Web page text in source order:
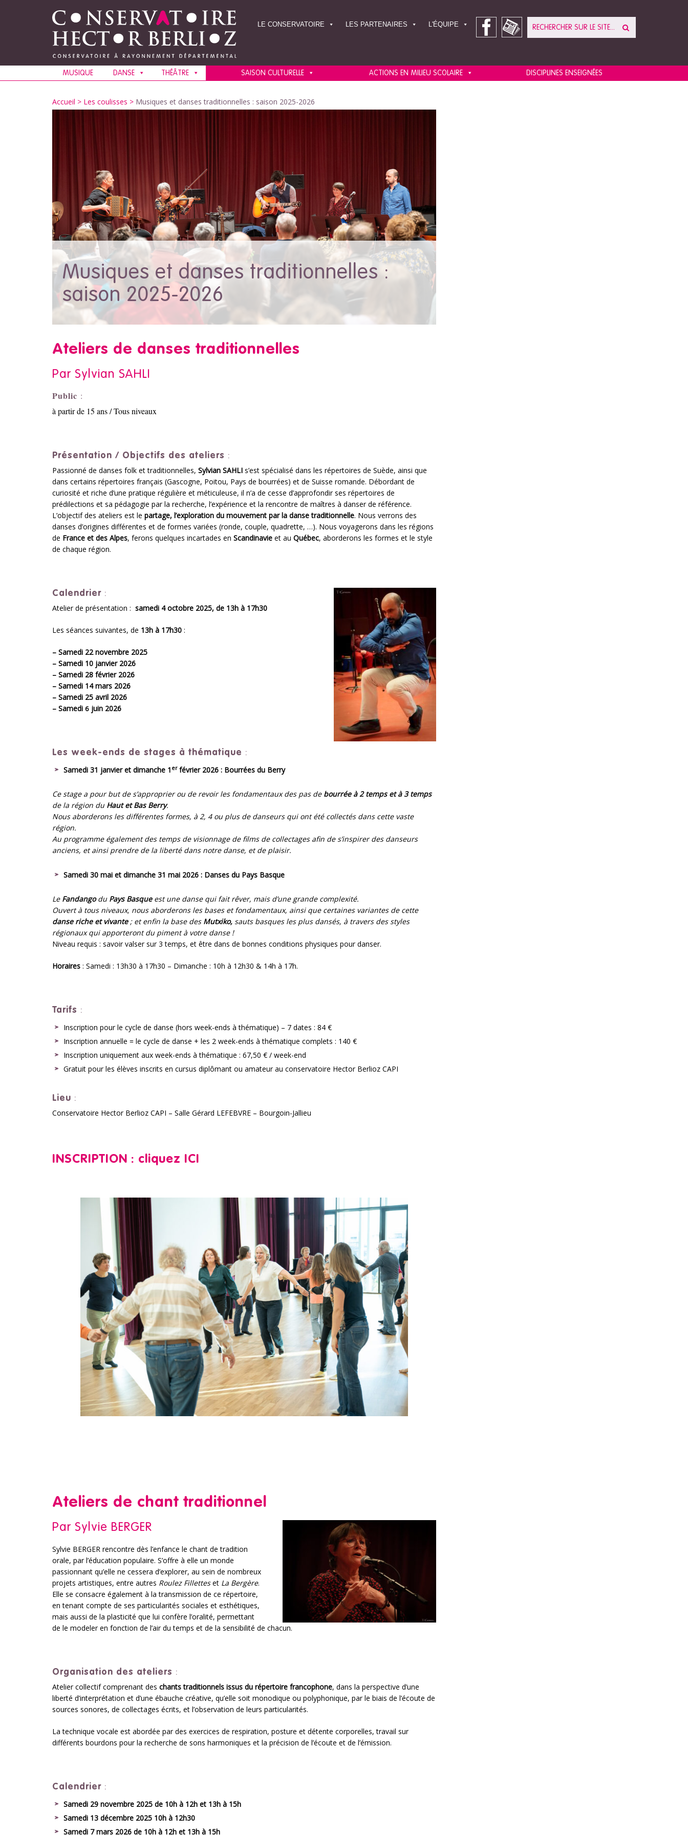
LE CONSERVATOIRE LES PARTENAIRES L'ÉQUIPE
MUSIQUE DANSE THÉÂTRE SAISON CULTURELLE ACTIONS EN MILIEU SCOLAIRE DISCIPLINES ENSEIGNÉES
Accueil > Les coulisses > Musiques et danses traditionnelles : saison 2025-2026
Musiques et danses traditionnelles :
saison 2025-2026
Ateliers de danses traditionnelles
Par Sylvian SAHLI
Public :
à partir de 15 ans / Tous niveaux
Présentation / Objectifs des ateliers :
Passionné de danses folk et traditionnelles, Sylvian SAHLI s’est spécialisé dans les répertoires de Suède, ainsi que
dans certains répertoires français (Gascogne, Poitou, Pays de bourrées) et de Suisse romande. Débordant de
curiosité et riche d’une pratique régulière et méticuleuse, il n’a de cesse d’approfondir ses répertoires de
prédilections et sa pédagogie par la recherche, l’expérience et la rencontre de maîtres à danser de référence.
L’objectif des ateliers est le partage, l’exploration du mouvement par la danse traditionnelle. Nous verrons des
danses d’origines différentes et de formes variées (ronde, couple, quadrette, …). Nous voyagerons dans les régions
de France et des Alpes, ferons quelques incartades en Scandinavie et au Québec, aborderons les formes et le style
de chaque région.
Calendrier :
Atelier de présentation : samedi 4 octobre 2025, de 13h à 17h30
Les séances suivantes, de 13h à 17h30 :
– Samedi 22 novembre 2025
– Samedi 10 janvier 2026
– Samedi 28 février 2026
– Samedi 14 mars 2026
– Samedi 25 avril 2026
– Samedi 6 juin 2026
Les week-ends de stages à thématique :
Samedi 31 janvier et dimanche 1 erfévrier 2026 : Bourrées du Berry
Ce stage a pour but de s’approprier ou de revoir les fondamentaux des pas de bourrée à 2 temps et à 3 temps
de la région du Haut et Bas Berry.
Nous aborderons les différentes formes, à 2, 4 ou plus de danseurs qui ont été collectés dans cette vaste
région.
Au programme également des temps de visionnage de films de collectages afin de s’inspirer des danseurs
anciens, et ainsi prendre de la liberté dans notre danse, et de plaisir.
Samedi 30 mai et dimanche 31 mai 2026 : Danses du Pays Basque
Le FandangoduPays Basqueest une danse qui fait rêver, mais d’une grande complexité.
Ouvert à tous niveaux, nous aborderons les bases et fondamentaux, ainsi que certaines variantes de cette
danse riche et vivante ; et enfin la base des Mutxiko, sauts basques les plus dansés, à travers des styles
régionaux qui apporteront du piment à votre danse !
Niveau requis : savoir valser sur 3 temps, et être dans de bonnes conditions physiques pour danser.
Horaires : Samedi : 13h30 à 17h30 – Dimanche : 10h à 12h30 & 14h à 17h.
Tarifs :
Inscription pour le cycle de danse (hors week-ends à thématique) – 7 dates : 84 €
Inscription annuelle = le cycle de danse + les 2 week-ends à thématique complets : 140 €
Inscription uniquement aux week-ends à thématique : 67,50 € / week-end
Gratuit pour les élèves inscrits en cursus diplômant ou amateur au conservatoire Hector Berlioz CAPI
Lieu :
Conservatoire Hector Berlioz CAPI – Salle Gérard LEFEBVRE – Bourgoin-Jallieu
INSCRIPTION : cliquez ICI
Ateliers de chant traditionnel
Par Sylvie BERGER
Sylvie BERGER rencontre dès l’enfance le chant de tradition
orale, par l’éducation populaire. S’offre à elle un monde
passionnant qu’elle ne cessera d’explorer, au sein de nombreux
projets artistiques, entre autres Roulez Filletteset La Bergère.
Elle se consacre également à la transmission de ce répertoire,
en tenant compte de ses particularités sociales et esthétiques,
mais aussi de la plasticité que lui confère l’oralité, permettant
de le modeler en fonction de l’air du temps et de la sensibilité de chacun.
Organisation des ateliers :
Atelier collectif comprenant des chants traditionnels issus du répertoire francophone, dans la perspective d’une
liberté d’interprétation et d’une ébauche créative, qu’elle soit monodique ou polyphonique, par le biais de l’écoute de
sources sonores, de collectages écrits, et l’observation de leurs particularités.
La technique vocale est abordée par des exercices de respiration, posture et détente corporelles, travail sur
différents bourdons pour la recherche de sons harmoniques et la précision de l’écoute et de l’émission.
Calendrier :
Samedi 29 novembre 2025 de 10h à 12h et 13h à 15h
Samedi 13 décembre 2025 10h à 12h30
Samedi 7 mars 2026 de 10h à 12h et 13h à 15h